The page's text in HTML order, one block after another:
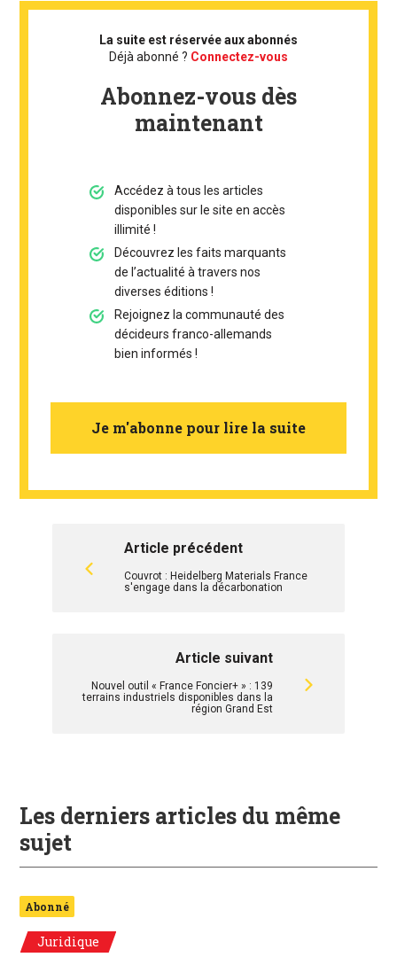
La suite est réservée aux abonnés
Déjà abonné ? Connectez-vous
Abonnez-vous dès
maintenant
Accédez à tous les articles
disponibles sur le site en accès
illimité !
Découvrez les faits marquants
de l’actualité à travers nos
diverses éditions !
Rejoignez la communauté des
décideurs franco-allemands
bien informés !
Je m'abonne pour lire la suite
Article précédent
Couvrot : Heidelberg Materials France
s'engage dans la décarbonation
Article suivant
Nouvel outil « France Foncier+ » : 139
terrains industriels disponibles dans la
région Grand Est
Les derniers articles du même
sujet
Abonné
Juridique